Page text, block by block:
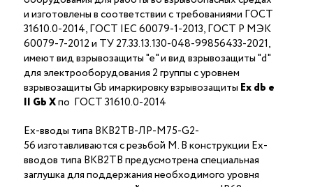
и изготовлены в соответствии с требованиями ГОСТ
31610.0-2014, ГОСТ IEC 60079-1-2013, ГОСТ Р МЭК
60079-7-2012 и ТУ 27.33.13.130-048-99856433-2021,
имеют вид взрывозащиты "е" и вид взрывозащиты "d"
для электрооборудования 2 группы с уровнем
взрывозащиты Gb имаркировку взрывозащиты Ехdb е
II Gb Xпо ГОСТ 31610.0-2014
Ex-вводы типа ВКВ2ТВ-ЛР-М75-G2-
56 изготавливаются с резьбой M. В конструкции Ex-
вводов типа ВКВ2ТВ предусмотрена специальная
заглушка для поддержания необходимого уровня